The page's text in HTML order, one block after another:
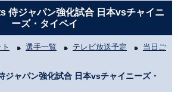
侍ジャパン強化試合 日本vsチャイニ
ーズ・タイペイ
選手一覧 テレビ放送予定
当日ご
ジャパン強化試合 日本vsチャイニーズ・